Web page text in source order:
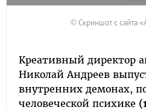
© Скриншот с сайта
Креативный директор
Николай Андреев
внутренних демонах,
человеческой психике